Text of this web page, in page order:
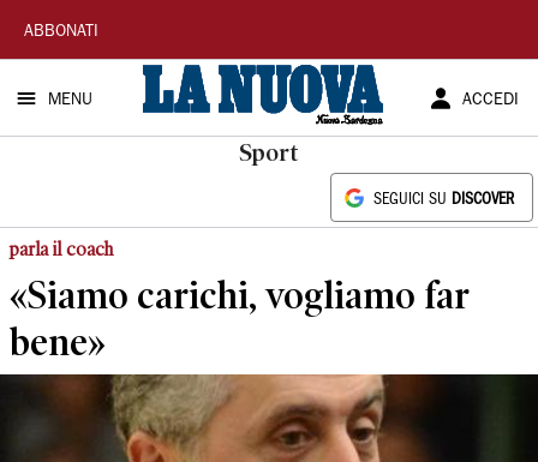
La
Nuova
Sardegna
ABBONATI
MENU ACCEDI
Sport
SEGUICI SU DISCOVER
parla il coach
«Siamo carichi, vogliamo far
bene»